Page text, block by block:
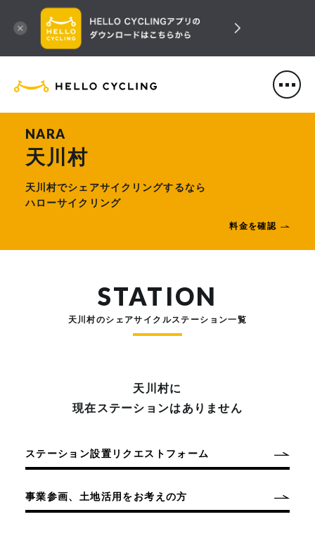
HELLO CYCLING（ハローサ
NARA
天川村
天川村でシェアサイクリングするなら
ハローサイクリング
料金を確認
STATION
天川村のシェアサイクルステーション一覧
天川村に
現在ステーションはありません
ステーション設置リクエストフォーム
事業参画、土地活用をお考えの方